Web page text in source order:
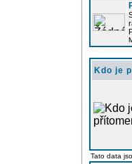
Kdo je
Tato data